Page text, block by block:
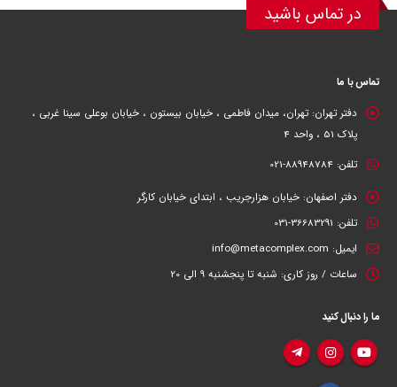
در تماس باشید
تماس با ما
دفتر تهران: تهران، میدان فاطمی ، خیابان بیستون ، خیابان بوعلی سینا غربی ،
پلاک 51 ، واحد 4
تلفن: 88948784-021
دفتر اصفهان: خیابان هزارجریب ، ابتدای خیابان کارگر
تلفن: 36683291-031
ایمیل: info@metacomplex.com
ساعات / روز کاری: شنبه تا پنجشنبه 9 الی 20
ما را دنبال کنید